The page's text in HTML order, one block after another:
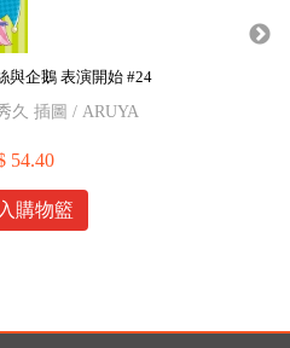
與企鵝 表演開始 #24
久 插圖 / ARUYA
54.40
購物籃